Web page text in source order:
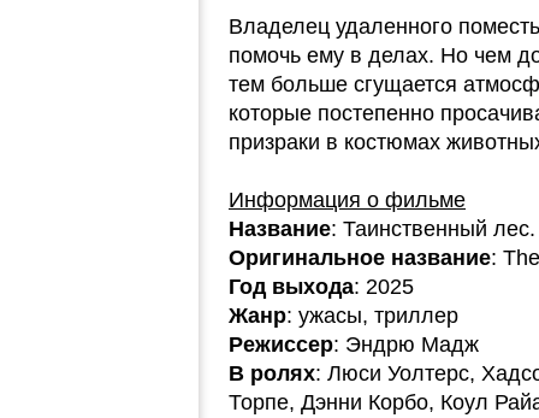
Владелец удаленного
помочь ему в делах. Но чем
тем больше сгущается
которые постепенно
призраки в костюмах
Информация о фильме
Название: Таинственный
Оригинальное название:
Год выхода: 2025
Жанр: ужасы, триллер
Режиссер: Эндрю Мадж
В ролях: Люси Уолтерс,
Торпе, Дэнни Корбо, Коул